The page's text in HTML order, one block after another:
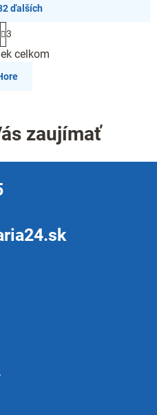
O
v
l
c
i
p
v
v
ý
ďalších
S
t
r
á
n
n
i
3
celkom
zaujímať